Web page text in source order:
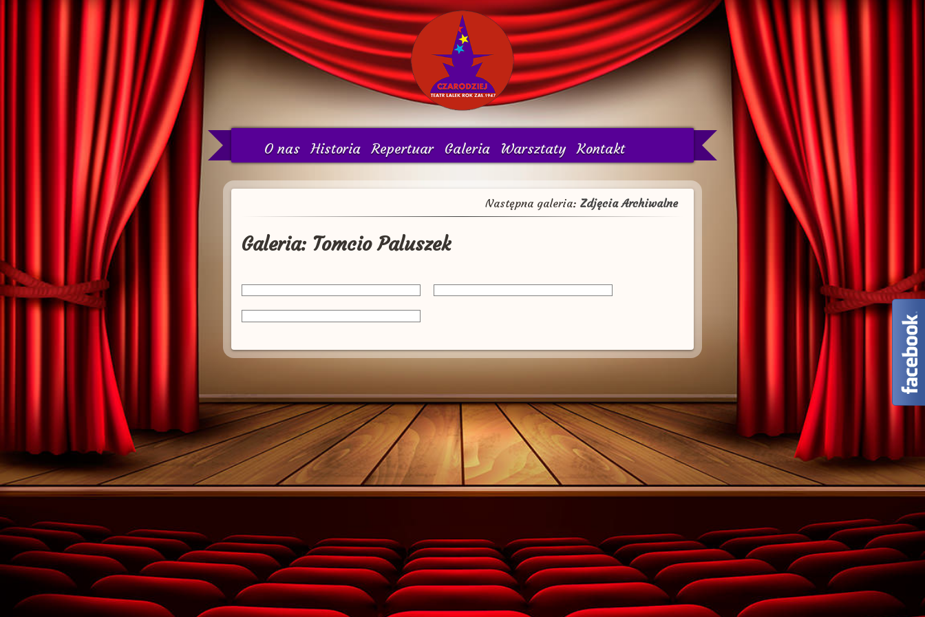
O nas Historia Repertuar Galeria Warsztaty Kontakt
Następna galeria:Zdjęcia Archiwalne
Galeria: Tomcio Paluszek